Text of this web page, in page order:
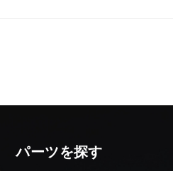
パーツを探す